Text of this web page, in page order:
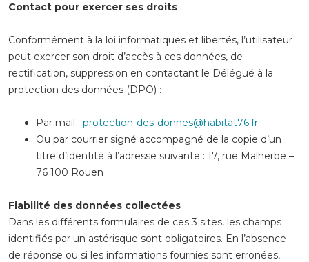
Contact pour exercer ses droits
Conformément à la loi informatiques et libertés, l’utilisateur
peut exercer son droit d’accès à ces données, de
rectification, suppression en contactant le Délégué à la
protection des données (DPO) :
Par mail : protection-des-donnes@habitat76.fr
Ou par courrier signé accompagné de la copie d’un
titre d’identité à l’adresse suivante : 17, rue Malherbe –
76 100 Rouen
Fiabilité des données collectées
Dans les différents formulaires de ces 3 sites, les champs
identifiés par un astérisque sont obligatoires. En l’absence
de réponse ou si les informations fournies sont erronées,